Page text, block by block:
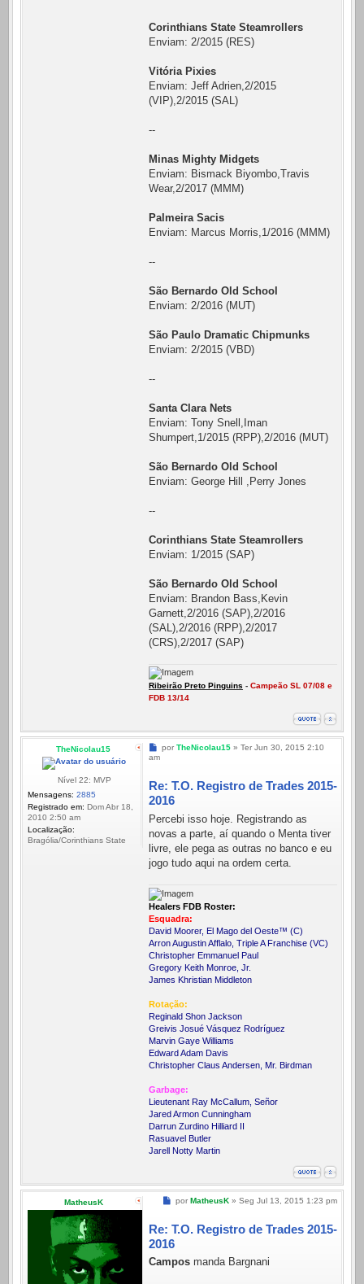
Corinthians State Steamrollers
Enviam: 2/2015 (RES)
Vitória Pixies
Enviam: Jeff Adrien,2/2015
(VIP),2/2015 (SAL)
--
Minas Mighty Midgets
Enviam: Bismack Biyombo,Travis
Wear,2/2017 (MMM)
Palmeira Sacis
Enviam: Marcus Morris,1/2016 (MMM)
--
São Bernardo Old School
Enviam: 2/2016 (MUT)
São Paulo Dramatic Chipmunks
Enviam: 2/2015 (VBD)
--
Santa Clara Nets
Enviam: Tony Snell,Iman
Shumpert,1/2015 (RPP),2/2016 (MUT)
São Bernardo Old School
Enviam: George Hill ,Perry Jones
--
Corinthians State Steamrollers
Enviam: 1/2015 (SAP)
São Bernardo Old School
Enviam: Brandon Bass,Kevin
Garnett,2/2016 (SAP),2/2016
(SAL),2/2016 (RPP),2/2017
(CRS),2/2017 (SAP)
Ribeirão Preto Pinguins - Campeão SL 07/08 e
FDB 13/14
TheNicolau15
Nível 22: MVP
Mensagens: 2885
Registrado em: Dom Abr 18,
2010 2:50 am
Localização:
Bragólia/Corinthians State
Mensagem
por TheNicolau15» Ter Jun 30, 2015 2:10
am
Re: T.O. Registro de Trades 2015-
2016
Percebi isso hoje. Registrando as
novas a parte, aí quando o Menta tiver
livre, ele pega as outras no banco e eu
jogo tudo aqui na ordem certa.
Healers FDB Roster:
Esquadra:
David Moorer, El Mago del Oeste™ (C)
Arron Augustin Afflalo, Triple A Franchise (VC)
Christopher Emmanuel Paul
Gregory Keith Monroe, Jr.
James Khristian Middleton
Rotação:
Reginald Shon Jackson
Greivis Josué Vásquez Rodríguez
Marvin Gaye Williams
Edward Adam Davis
Christopher Claus Andersen, Mr. Birdman
Garbage:
Lieutenant Ray McCallum, Señor
Jared Armon Cunningham
Darrun Zurdino Hilliard II
Rasuavel Butler
Jarell Notty Martin
MatheusK Mensagem
por MatheusK » Seg Jul 13, 2015 1:23 pm
Re: T.O. Registro de Trades 2015-
2016
Campos manda Bargnani